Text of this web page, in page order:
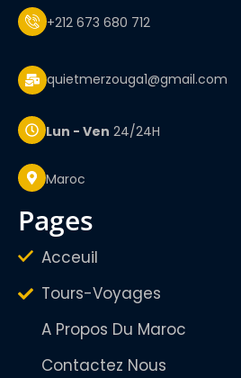
+212 673 680 712
quietmerzouga1@gmail.com
Lun - Ven 24/24H
Maroc
pages
Acceuil
Tours-Voyages
A Propos Du Maroc
Contactez Nous